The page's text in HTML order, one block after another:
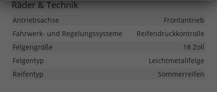
Räder & Technik
Antriebsachse
Frontantrieb
Fahrwerk- und Regelungssysteme
Reifendruckkontrolle
Felgengröße
18 Zoll
Felgentyp
Leichtmetallfelge
Reifentyp
Sommerreifen